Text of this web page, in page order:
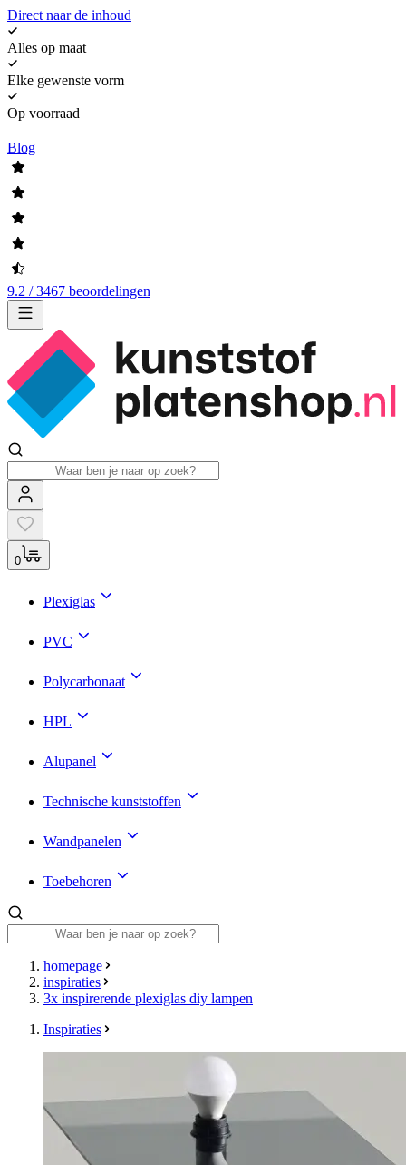
Direct naar de inhoud
Alles op maat
Elke gewenste vorm
Op voorraad
Blog
9.2 / 3467 beoordelingen
0
Plexiglas
PVC
Polycarbonaat
HPL
Alupanel
Technische kunststoffen
Wandpanelen
Toebehoren
homepage
inspiraties
3x inspirerende plexiglas diy lampen
Inspiraties